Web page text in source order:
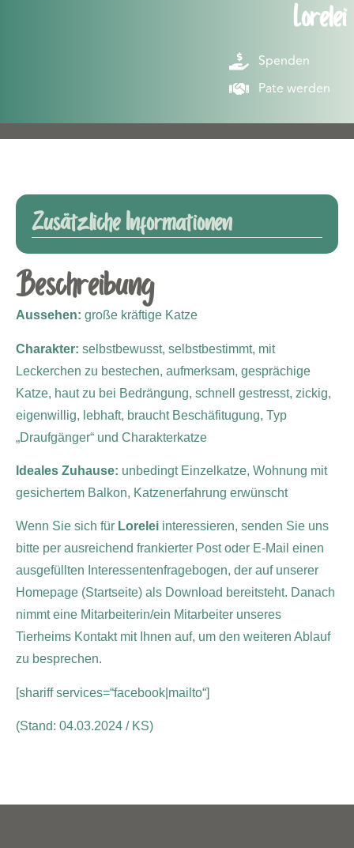
Lorelei
Spenden
Pate werden
Zusätzliche Informationen
Beschreibung
Aussehen: große kräftige Katze
Charakter: selbstbewusst, selbstbestimmt, mit
Leckerchen zu bestechen, aufmerksam, gesprächige
Katze, haut zu bei Bedrängung, schnell gestresst, zickig,
eigenwillig, lebhaft, braucht Beschäfitugung, Typ
„Draufgänger“ und Charakterkatze
Ideales Zuhause: unbedingt Einzelkatze, Wohnung mit
gesichertem Balkon, Katzenerfahrung erwünscht
Wenn Sie sich für Lorelei interessieren, senden Sie uns
bitte per ausreichend frankierter Post oder E-Mail einen
ausgefüllten Interessentenfragebogen, der auf unserer
Homepage (Startseite) als Download bereitsteht. Danach
nimmt eine Mitarbeiterin/ein Mitarbeiter unseres
Tierheims Kontakt mit Ihnen auf, um den weiteren Ablauf
zu besprechen.
[shariff services=“facebook|mailto“]
(Stand: 04.03.2024 / KS)